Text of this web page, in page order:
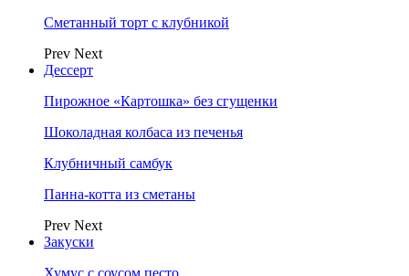
Сметанный торт с клубникой
Prev Next
Дессерт
Пирожное «Картошка» без сгущенки
Шоколадная колбаса из печенья
Клубничный самбук
Панна-котта из сметаны
Prev Next
Закуски
Хумус с соусом песто